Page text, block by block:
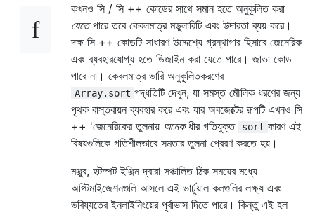
কখনও সি / সি ++ কোডের সাথে সমান হতে অনুকূলিত করা
যেতেপারে তবে কেবলমাত্র মডুলারিটি এবং উদারতা ব্যয় করে।
দক্ষ সি ++ কোডটি সাধারণ উদ্দেশ্যে গ্রন্থাগার হিসাবে জেনেরিক
এবং ব্যবহারযোগ্য হতে ডিজাইন করা যেতে পারে। জাভা কোড
পারে না। কেবলমাত্র ভারি অনুকূলিতকরণের
Array.sort পদ্ধতিটি দেখুন, যা সমস্ত মৌলিক ধরণের জন্য
পৃথক বাস্তবায়ন ব্যবহার করে এবং যার অবজেক্টের রূপটি এখনও সি
++ 'জেনেরিকের তুলনায় অনেকধীর গতিযুক্ত sort কারণ এই
বিষয়গুলিকে গতিশীলভাবে সমতার তুলনা প্রেরণ করতে হয়।
মঞ্জুর, হটস্পট ইঞ্জিন দ্বারা সঞ্চালিত ঠিক সময়ের মধ্যে
অপ্টিমাইজেশনগুলি আসলে এই ভার্চুয়াল কলগুলির লক্ষ্য এবং
ভবিষ্যতের ইনলাইনিংয়ের পূর্বাভাস দিতে পারে। কিন্তু এই হল